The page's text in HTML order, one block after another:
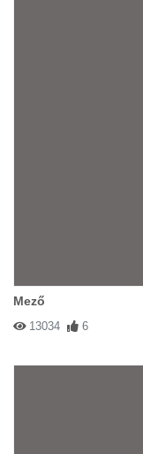
Mező
13034 6